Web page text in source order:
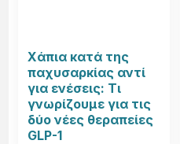
Χάπια κατά της
παχυσαρκίας αντί
για ενέσεις: Τι
γνωρίζουμε για τις
δύο νέες θεραπείες
GLP-1